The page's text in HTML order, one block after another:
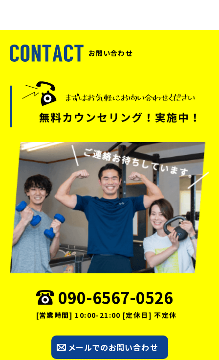
お問い合わせ
090-6567-0526
[営業時間] 10:00-21:00 [定休日] 不定休
メールでのお問い合わせ